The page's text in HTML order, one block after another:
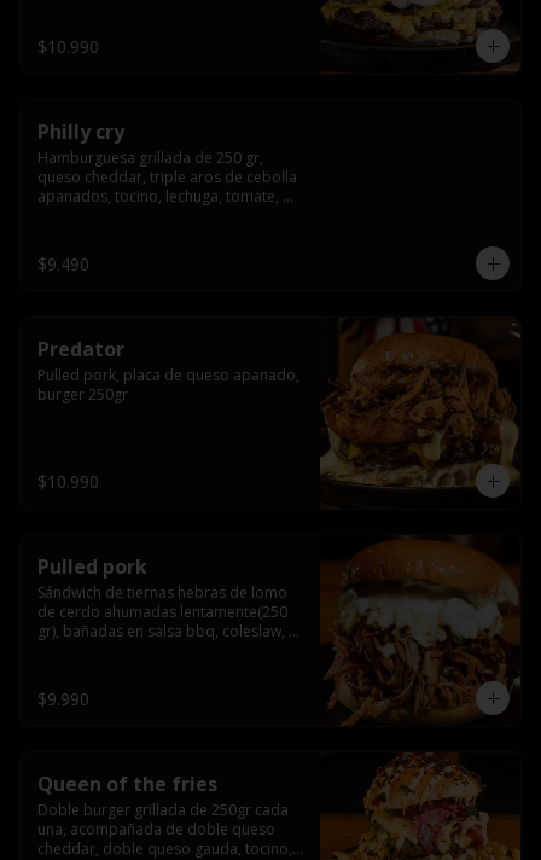
$10.990
Philly cry
Hamburguesa grillada de 250 gr,
queso cheddar, triple aros de cebolla
apanados, tocino, lechuga, tomate,
$9.490
Predator
Pulled pork, placa de queso apanado,
burger 250gr
$10.990
Pulled pork
Sándwich de tiernas hebras de lomo
de cerdo ahumadas lentamente(250
gr), bañadas en salsa bbq, coleslaw,
$9.990
Queen of the fries
Doble burger grillada de 250gr cada
una, acompañada de doble queso
cheddar, doble queso gauda, tocino,